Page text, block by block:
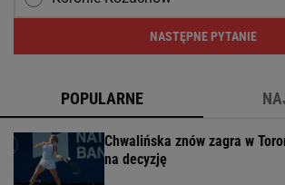
NASTĘPNE PYTANIE
POPULARNE
Chwalińska znów zagra w
na decyzję